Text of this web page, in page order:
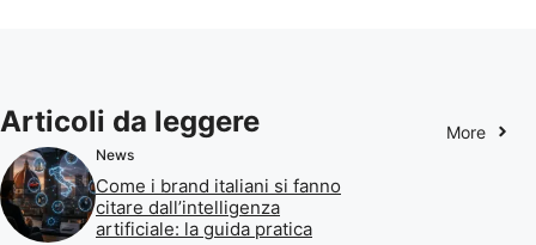
Articoli da leggere More
News
Come i brand italiani si fanno
citare dall’intelligenza
artificiale: la guida pratica